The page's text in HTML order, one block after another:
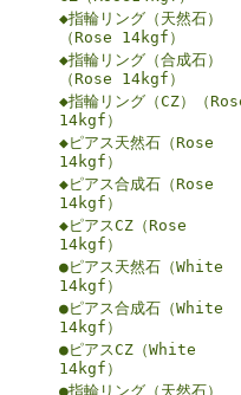
◆指輪リング（天然石）
（Rose 14kgf）
◆指輪リング（合成石）
（Rose 14kgf）
◆指輪リング（CZ）（
14kgf）
◆ピアス天然石（Rose
14kgf）
◆ピアス合成石（Rose
14kgf）
◆ピアスCZ（Rose
14kgf）
●ピアス天然石（White
14kgf）
●ピアス合成石（White
14kgf）
●ピアスCZ（White
14kgf）
●指輪リング（天然石）